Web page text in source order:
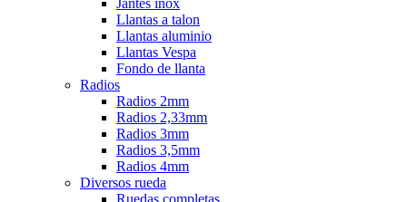
Llantas a talon
Llantas aluminio
Llantas Vespa
Fondo de llanta
Radios
Radios 2mm
Radios 2,33mm
Radios 3mm
Radios 3,5mm
Radios 4mm
Diversos rueda
Ruedas completas